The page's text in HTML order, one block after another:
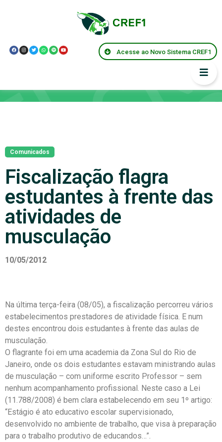
Acesse ao Novo Sistema CREF1
Comunicados
Fiscalização flagra
estudantes à frente das
atividades de
musculação
10/05/2012
Na última terça-feira (08/05), a fiscalização percorreu vários
estabelecimentos prestadores de atividade física. E num
destes encontrou dois estudantes à frente das aulas de
musculação.
O flagrante foi em uma academia da Zona Sul do Rio de
Janeiro, onde os dois estudantes estavam ministrando aulas
de musculação – com uniforme escrito Professor – sem
nenhum acompanhamento profissional. Neste caso a Lei
(11.788/2008) é bem clara estabelecendo em seu 1º artigo:
“Estágio é ato educativo escolar supervisionado,
desenvolvido no ambiente de trabalho, que visa à preparação
para o trabalho produtivo de educandos…”.